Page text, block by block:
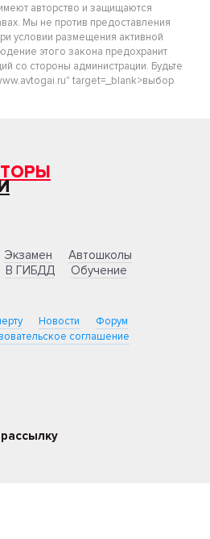
авторство и защищаются
Мы не против предоставления
условии размещения активной
этого закона предохранит
со стороны администрации. Будьте
target=_blank>выбор
Экзамен
Автошколы
В ГИБДД
Обучение
Новости
Форум
соглашение